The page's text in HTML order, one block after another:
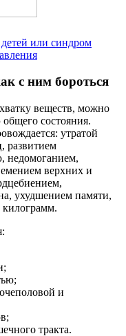
или синдром
с ним бороться
веществ, можно
состояния.
утратой
развитием
недомоганием,
верхних и
ухудшением памяти,
и
тракта.